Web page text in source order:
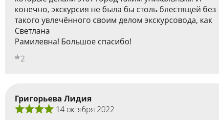
конечно, экскурсия не была бы столь блестящей без
такого увлечённого своим делом экскурсовода, как
Светлана
Рамилевна! Большое спасибо!
2
Григорьева Лидия
14 октября 2022